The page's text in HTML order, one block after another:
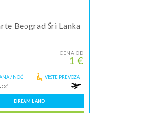
Beograd Šri Lanka
CENA OD
1 €
/ NOĆI
VRSTE PREVOZA
DREAM LAND